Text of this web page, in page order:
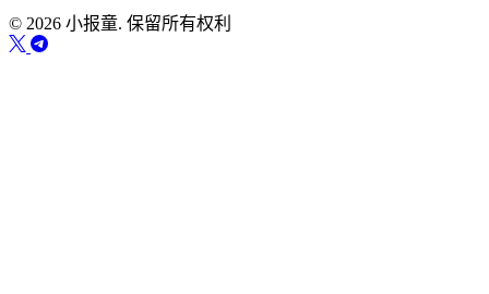
© 2026 小报童. 保留所有权利